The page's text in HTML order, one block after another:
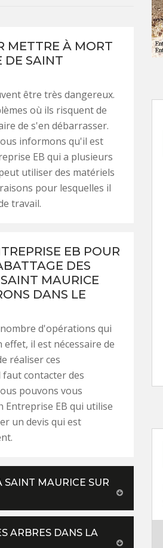
METTRE À MORT
DE SAINT
être très dangereux.
où ils risquent de
de s'en débarrasser.
informons qu'il est
EB qui a plusieurs
utiliser des matériels
pour lesquelles il
travail.
EB POUR
DES
MAURICE
DANS LE
d'opérations qui
il est nécessaire de
réaliser ces
contacter des
pouvons vous
Entreprise EB qui utilise
un devis qui est
SAINT MAURICE SUR
ARBRES DANS LA